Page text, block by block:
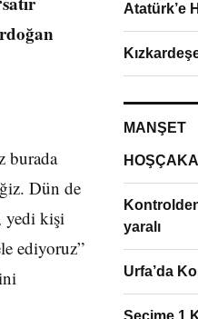
burada
Dün de
yedi kişi
ediyoruz”
Atatürk’e
MANŞET
yaralı
Urfa’da
Seçime 1